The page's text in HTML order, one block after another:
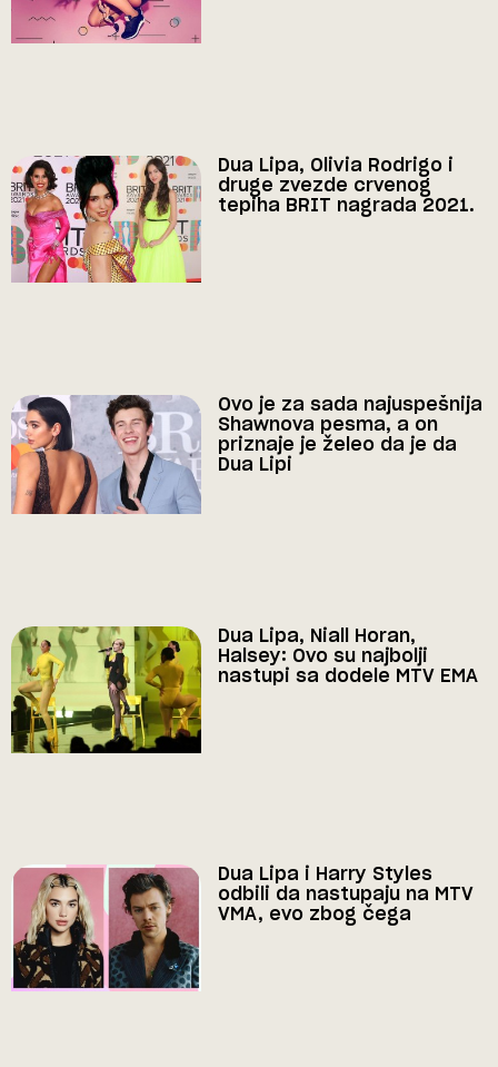
Dua Lipa, Olivia Rodrigo i
druge zvezde crvenog
tepiha BRIT nagrada 2021.
Ovo je za sada najuspešnija
Shawnova pesma, a on
priznaje je želeo da je da
Dua Lipi
Dua Lipa, Niall Horan,
Halsey: Ovo su najbolji
nastupi sa dodele MTV EMA
Dua Lipa i Harry Styles
odbili da nastupaju na MTV
VMA, evo zbog čega